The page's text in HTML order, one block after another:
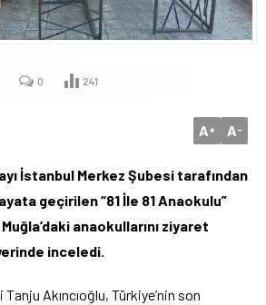
0 241
A+ A-
İstanbul Merkez Şubesi tarafından
geçirilen “81 İle 81 Anaokulu”
anaokullarını ziyaret
inceledi.
Akıncıoğlu, Türkiye’nin son